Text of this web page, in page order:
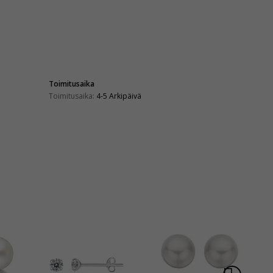
Toimitusaika
Toimitusaika: 4-5 Arkipäivä